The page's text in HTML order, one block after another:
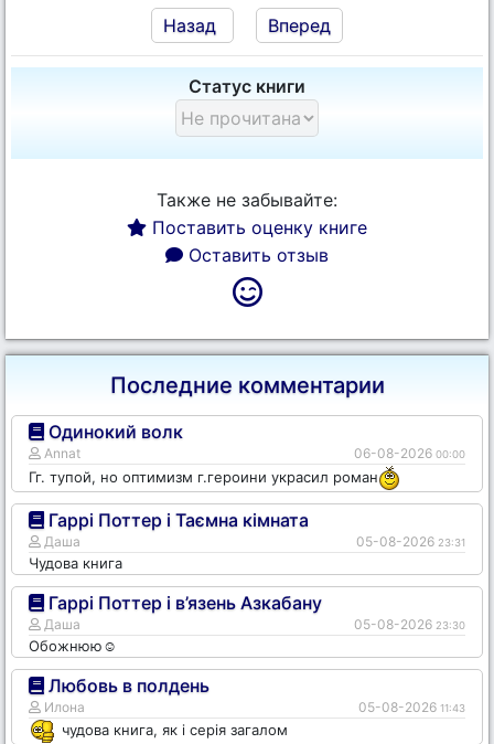
Назад Вперед
Статус книги
Также не забывайте:
Поставить оценку книге
Оставить отзыв
Последние комментарии
Одинокий волк
Annat 06-08-2026 00:00
Гг. тупой, но оптимизм г.героини украсил роман
Гаррі Поттер і Таємна кімната
Даша 05-08-2026 23:31
Чудова книга
Гаррі Поттер і в’язень Азкабану
Даша 05-08-2026 23:30
Обожнюю☺️
Любовь в полдень
Илона 05-08-2026 11:43
чудова книга, як і серія загалом